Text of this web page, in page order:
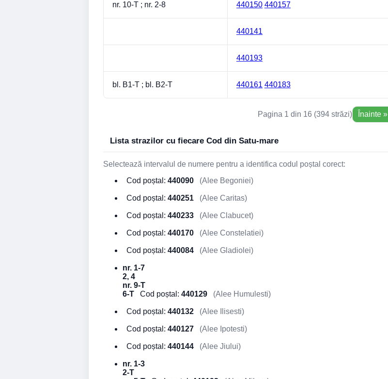
nr. 10-T ; nr. 2-8 440150 440157
440141
440193
bl. B1-T ; bl. B2-T 440161 440183
Pagina 1 din 16 (394 străzi) Înainte »
Lista strazilor cu fiecare Cod din Satu-mare
Selectează intervalul de numere pentru a identifica codul poștal corect:
Cod poștal: 440090 (Alee Begoniei)
Cod poștal: 440251 (Alee Caritas)
Cod poștal: 440233 (Alee Clabucet)
Cod poștal: 440170 (Alee Constelatiei)
Cod poștal: 440084 (Alee Gladiolei)
nr. 1-7
2, 4
nr. 9-T
6-T Cod poștal: 440129 (Alee Humulesti)
Cod poștal: 440132 (Alee Ilisesti)
Cod poștal: 440127 (Alee Ipotesti)
Cod poștal: 440144 (Alee Jiului)
nr. 1-3
2-T